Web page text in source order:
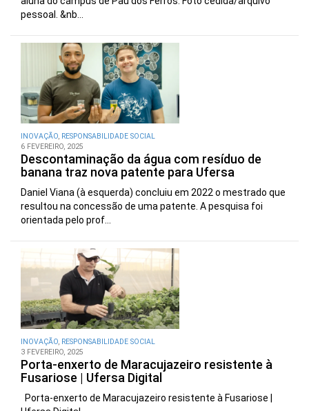
pessoal. &nb...
INOVAÇÃO, RESPONSABILIDADE SOCIAL
6 FEVEREIRO, 2025
Descontaminação da água com resíduo de
banana traz nova patente para Ufersa
Daniel Viana (à esquerda) concluiu em 2022 o mestrado que
resultou na concessão de uma patente. A pesquisa foi
orientada pelo prof...
INOVAÇÃO, RESPONSABILIDADE SOCIAL
3 FEVEREIRO, 2025
Porta-enxerto de Maracujazeiro resistente à
Fusariose | Ufersa Digital
Porta-enxerto de Maracujazeiro resistente à Fusariose |